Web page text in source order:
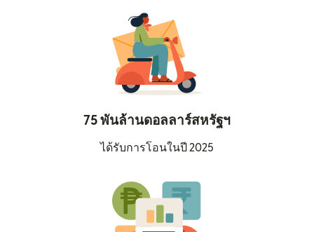
75 พันล้านดอลลาร์สหรัฐฯ
ได้รับการโอนในปี 2025